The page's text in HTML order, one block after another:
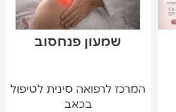
שמעון פנחסוב
המרכז לרפואה סינית לטיפול
בכאב